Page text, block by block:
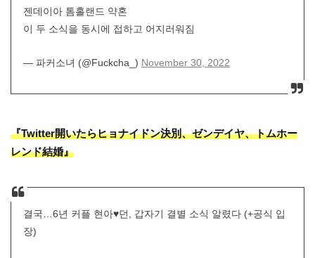
젠데이아 톰홀랜드 약혼
이 두 소식을 동시에 접하고 어지러워짐
— 파커소녀 (@Fuckcha_) November 30, 2022
『Twitter開いたらヒョナイドン決別、ゼンデイヤ、トムホー
レンド結婚』
결국…6년 커플 현아♥던, 갑자기 결별 소식 알렸다 (+공식 입
장)